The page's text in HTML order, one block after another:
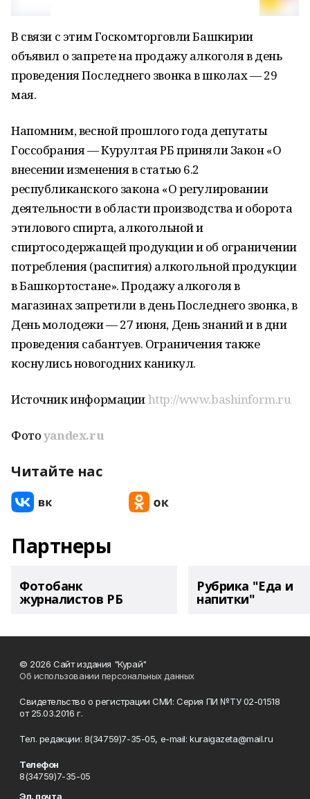
В связи с этим Госкомторговли Башкирии
объявил о запрете на продажу алкоголя в день
проведения Последнего звонка в школах — 29
мая.
Напомним, весной прошлого года депутаты
Госсобрания — Курултая РБ приняли Закон «О
внесении изменения в статью 6.2
республиканского закона «О регулировании
деятельности в области производства и оборота
этилового спирта, алкогольной и
спиртосодержащей продукции и об ограничении
потребления (распития) алкогольной продукции
в Башкортостане». Продажу алкоголя в
магазинах запретили в день Последнего звонка, в
День молодежи — 27 июня, День знаний и в дни
проведения сабантуев. Ограничения также
коснулись новогодних каникул.
Источник информацииhttp://www.bashinform.ru
Фотоyandex.ru
Читайте нас
Партнеры
Фотобанк
журналистов РБ
Рубрика "Еда и
напитки"
© 2026 Сайт издания "Курай"
Об использовании персональных данных
Свидетельство о регистрации СМИ: Серия ПИ №ТУ 02-01518
от 25.03.2016 г.
Тел. редакции: 8(34759)7-35-05, e-mail: kuraigazeta@mail.ru
Телефон
8(34759)7-35-05
Эл. почта